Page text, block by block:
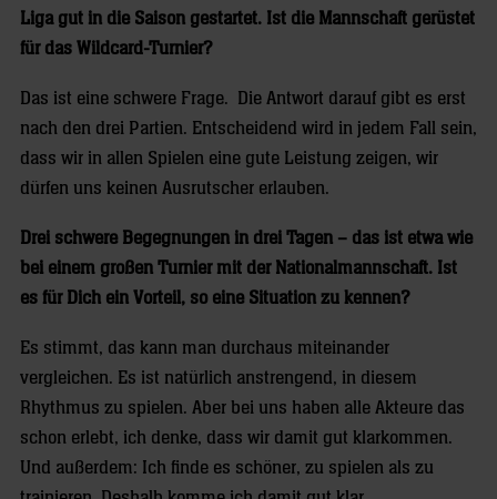
Liga gut in die Saison gestartet. Ist die Mannschaft gerüstet
für das Wildcard-Turnier?
Das ist eine schwere Frage. Die Antwort darauf gibt es erst
nach den drei Partien. Entscheidend wird in jedem Fall sein,
dass wir in allen Spielen eine gute Leistung zeigen, wir
dürfen uns keinen Ausrutscher erlauben.
Drei schwere Begegnungen in drei Tagen – das ist etwa wie
bei einem großen Turnier mit der Nationalmannschaft. Ist
es für Dich ein Vorteil, so eine Situation zu kennen?
Es stimmt, das kann man durchaus miteinander
vergleichen. Es ist natürlich anstrengend, in diesem
Rhythmus zu spielen. Aber bei uns haben alle Akteure das
schon erlebt, ich denke, dass wir damit gut klarkommen.
Und außerdem: Ich finde es schöner, zu spielen als zu